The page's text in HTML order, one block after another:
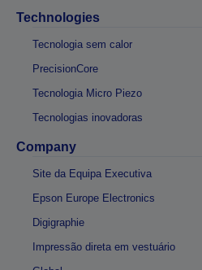
Technologies
Tecnologia sem calor
PrecisionCore
Tecnologia Micro Piezo
Tecnologias inovadoras
Company
Site da Equipa Executiva
Epson Europe Electronics
Digigraphie
Impressão direta em vestuário